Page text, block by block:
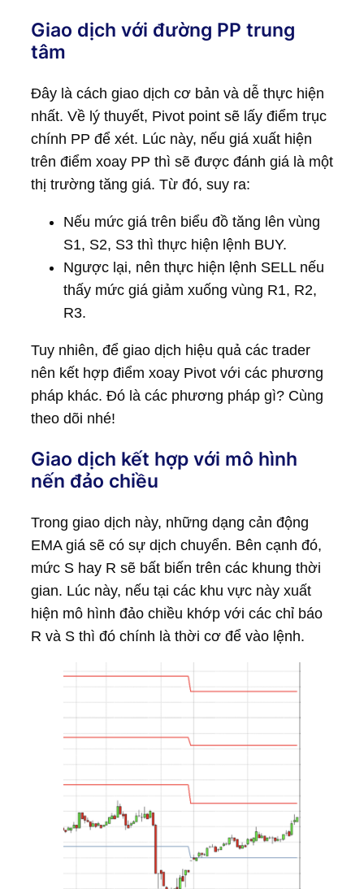
Giao dịch với đường PP trung
tâm
Đây là cách giao dịch cơ bản và dễ thực hiện
nhất. Về lý thuyết, Pivot point sẽ lấy điểm trục
chính PP để xét. Lúc này, nếu giá xuất hiện
trên điểm xoay PP thì sẽ được đánh giá là một
thị trường tăng giá. Từ đó, suy ra:
Nếu mức giá trên biểu đồ tăng lên vùng
S1, S2, S3 thì thực hiện lệnh BUY.
Ngược lại, nên thực hiện lệnh SELL nếu
thấy mức giá giảm xuống vùng R1, R2,
R3.
Tuy nhiên, để giao dịch hiệu quả các trader
nên kết hợp điểm xoay Pivot với các phương
pháp khác. Đó là các phương pháp gì? Cùng
theo dõi nhé!
Giao dịch kết hợp với mô hình
nến đảo chiều
Trong giao dịch này, những dạng cản động
EMA giá sẽ có sự dịch chuyển. Bên cạnh đó,
mức S hay R sẽ bất biến trên các khung thời
gian. Lúc này, nếu tại các khu vực này xuất
hiện mô hình đảo chiều khớp với các chỉ báo
R và S thì đó chính là thời cơ để vào lệnh.